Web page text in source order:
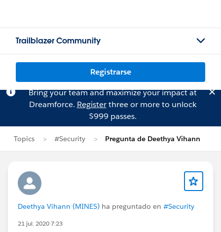
Trailblazer Community
Registrarse
Bring your team and maximize your impact at
Dreamforce. Registerthree or more to unlock
$999 passes.
Topics #Security Pregunta de Deethya Vihann
Deethya Vihann (MINES) ha preguntado en #Security
21 jul. 2020 7:23